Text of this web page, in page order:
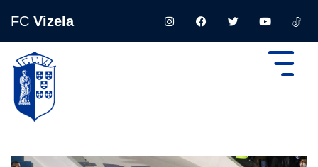
FC Vizela